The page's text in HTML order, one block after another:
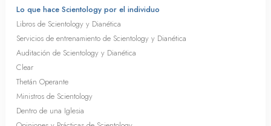
Lo que hace Scientology por el individuo
Libros de Scientology y Dianética
Servicios de entrenamiento de Scientology y Dianética
Auditación de Scientology y Dianética
Clear
Thetán Operante
Ministros de Scientology
Dentro de una Iglesia